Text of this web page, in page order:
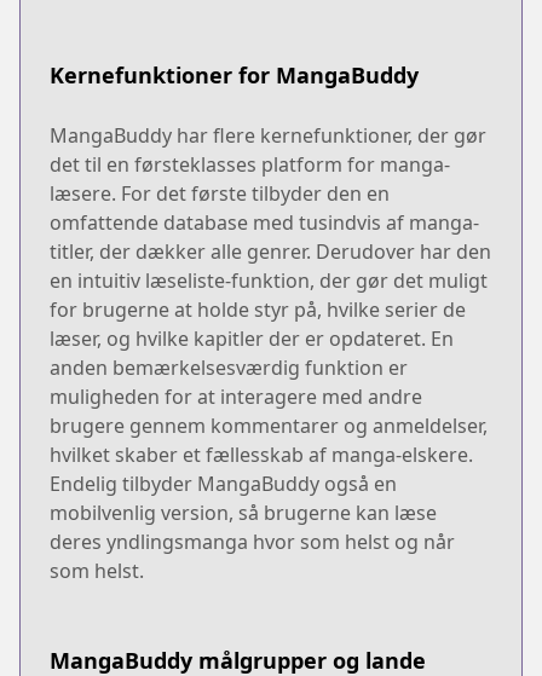
Kernefunktioner for MangaBuddy
MangaBuddy har flere kernefunktioner, der gør
det til en førsteklasses platform for manga-
læsere. For det første tilbyder den en
omfattende database med tusindvis af manga-
titler, der dækker alle genrer. Derudover har den
en intuitiv læseliste-funktion, der gør det muligt
for brugerne at holde styr på, hvilke serier de
læser, og hvilke kapitler der er opdateret. En
anden bemærkelsesværdig funktion er
muligheden for at interagere med andre
brugere gennem kommentarer og anmeldelser,
hvilket skaber et fællesskab af manga-elskere.
Endelig tilbyder MangaBuddy også en
mobilvenlig version, så brugerne kan læse
deres yndlingsmanga hvor som helst og når
som helst.
MangaBuddy målgrupper og lande